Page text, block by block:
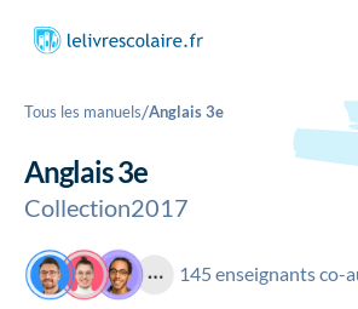
Tous les manuels/Anglais 3e
Anglais 3e
Collection2017
145 enseignants co-